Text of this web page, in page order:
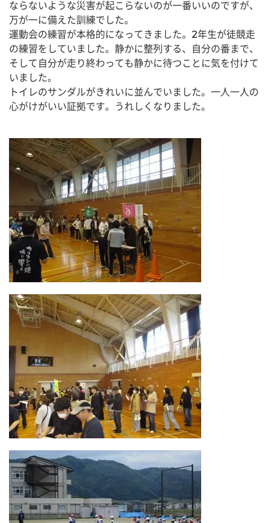
ならないような災害が起こらないのが一番いいのですが、
万が一に備えた訓練でした。
運動会の練習が本格的になってきました。2年生が徒競走
の練習をしていました。静かに整列する、自分の番まで、
そして自分が走り終わっても静かに待つことに気を付けて
いました。
トイレのサンダルがきれいに並んでいました。一人一人の
心がけがいい証拠です。うれしくなりました。